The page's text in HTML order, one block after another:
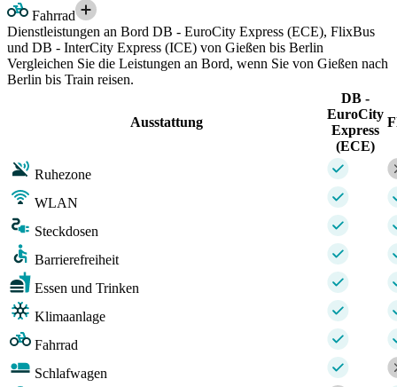
Fahrrad
Dienstleistungen an Bord DB - EuroCity Express (ECE), FlixBus
und DB - InterCity Express (ICE) von Gießen bis Berlin
Vergleichen Sie die Leistungen an Bord, wenn Sie von Gießen nach
Berlin bis Train reisen.
Ausstattung
DB -
EuroCity
Express
(ECE)
Ruhezone
WLAN
Steckdosen
Barrierefreiheit
Essen und Trinken
Klimaanlage
Fahrrad
Schlafwagen